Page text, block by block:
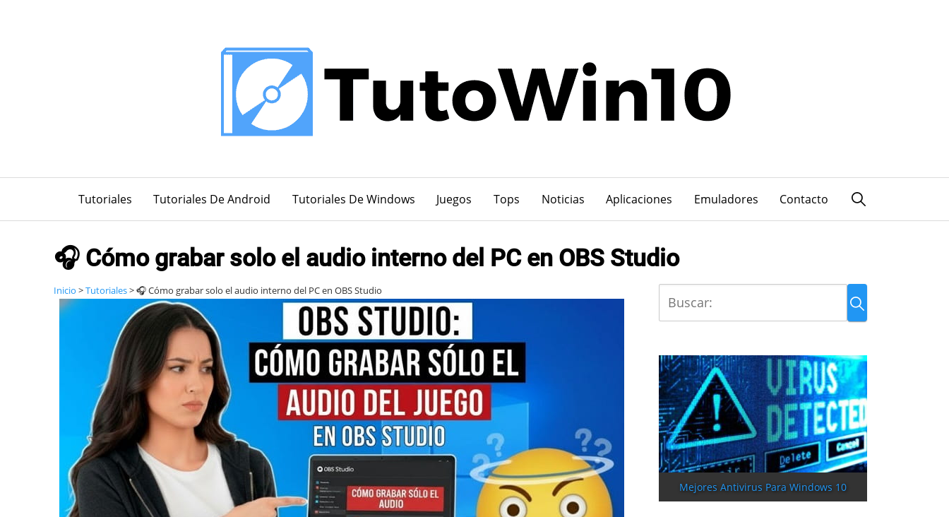
Tutoriales Tutoriales De Android Tutoriales De Windows Juegos Tops Noticias Aplicaciones Emuladores Contacto
🎧 Cómo grabar solo el audio interno del PC en OBS Studio
Inicio >Tutoriales>🎧 Cómo grabar solo el audio interno del PC en OBS Studio
Mejores Antivirus Para Windows 10